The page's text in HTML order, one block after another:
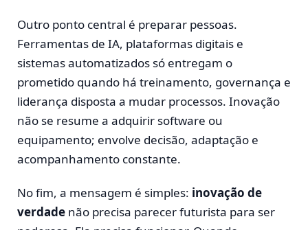
Outro ponto central é preparar pessoas.
Ferramentas de IA, plataformas digitais e
sistemas automatizados só entregam o
prometido quando há treinamento, governança e
liderança disposta a mudar processos. Inovação
não se resume a adquirir software ou
equipamento; envolve decisão, adaptação e
acompanhamento constante.
No fim, a mensagem é simples: inovação de
verdade não precisa parecer futurista para ser